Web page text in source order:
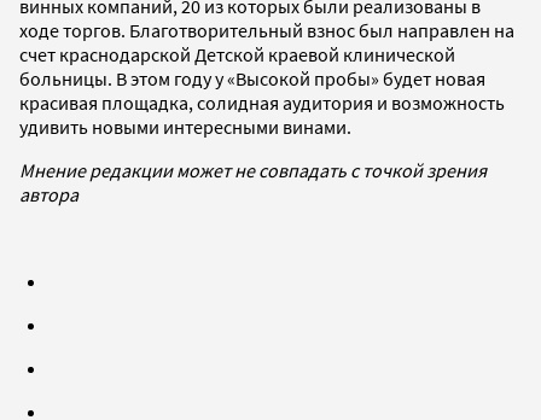
винных компаний, 20 из которых были реализованы в
ходе торгов. Благотворительный взнос был направлен на
счет краснодарской Детской краевой клинической
больницы. В этом году у «Высокой пробы» будет новая
красивая площадка, солидная аудитория и возможность
удивить новыми интересными винами.
Мнение редакции может не совпадать с точкой зрения
автора